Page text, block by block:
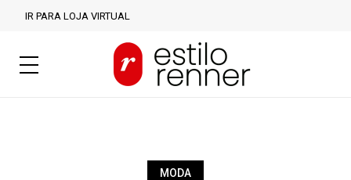
IR PARA LOJA VIRTUAL
MODA